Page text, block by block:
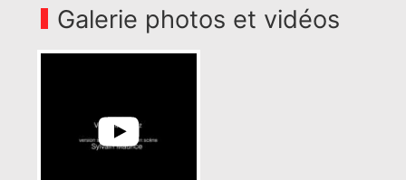
Galerie photos et vidéos